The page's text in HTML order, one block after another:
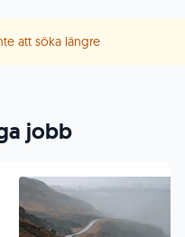
att söka längre
jobb